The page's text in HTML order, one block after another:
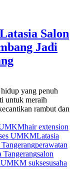
Salon
Jadi
yang penuh
untuk meraih
rambut dan
hair extension
UMKMLatasia
perawatan
Tangerangsalon
UMKM suksesusaha